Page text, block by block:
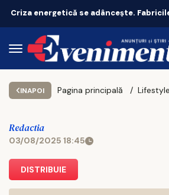
INAPOI Pagina principală Lifestyle
Redactia
03/08/2025 18:45
DISTRIBUIE